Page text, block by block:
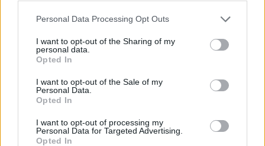
Personal Data Processing Opt Outs
I want to opt-out of the Sharing of my
personal data.
Opted In
I want to opt-out of the Sale of my
Personal Data.
Opted In
I want to opt-out of processing my
Personal Data for Targeted Advertising.
Opted In
υπουργείο Κλιματικής Κρίσης και Πολιτικής Προστασίας, ενόψει
της επιδείνωσης του καιρού. Σύμφωνα με ανακοίνωση του
υπουργείου, στην ευρεία σύσκεψη θα συμμετέχουν όλα τα
συναρμόδια υπουργεία, ΟΤΑ α' και β' βαθμού, εκπρόσωποι των...